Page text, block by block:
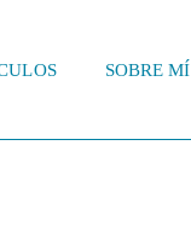
SOBRE MÍ